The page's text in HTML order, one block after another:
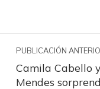
PUBLICACIÓN
Camila Cabello
Mendes